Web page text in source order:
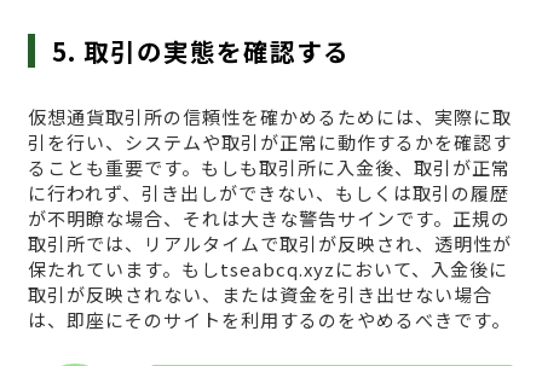
5. 取引の実態を確認する
仮想通貨取引所の信頼性を確かめるためには、実際に取
引を行い、システムや取引が正常に動作するかを確認す
ることも重要です。もしも取引所に入金後、取引が正常
に行われず、引き出しができない、もしくは取引の履歴
が不明瞭な場合、それは大きな警告サインです。正規の
取引所では、リアルタイムで取引が反映され、透明性が
保たれています。もしtseabcq.xyzにおいて、入金後に
取引が反映されない、または資金を引き出せない場合
は、即座にそのサイトを利用するのをやめるべきです。